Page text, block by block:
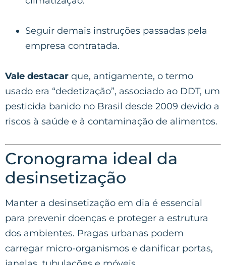
Seguir demais instruções passadas pela
empresa contratada.
Vale destacar que, antigamente, o termo
usado era “dedetização”, associado ao DDT, um
pesticida banido no Brasil desde 2009 devido a
riscos à saúde e à contaminação de alimentos.
Cronograma ideal da
desinsetização
Manter a desinsetização em dia é essencial
para prevenir doenças e proteger a estrutura
dos ambientes. Pragas urbanas podem
carregar micro-organismos e danificar portas,